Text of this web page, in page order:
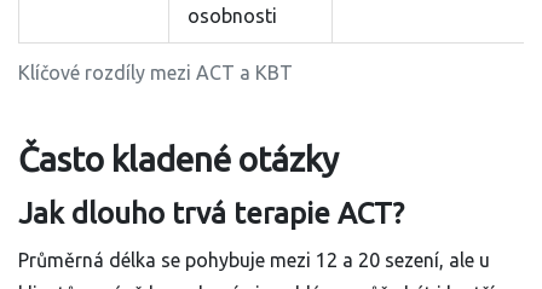
Klíčové rozdíly mezi ACT a KBT
osobnosti
Často kladené otázky
Jak dlouho trvá terapie ACT?
Průměrná délka se pohybuje mezi 12 a 20 sezení, ale u